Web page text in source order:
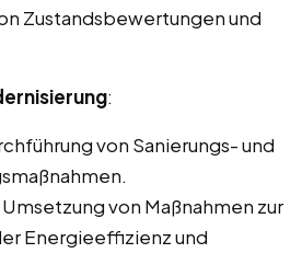
Zustandsbewertungen und
:
von Sanierungs- und
von Maßnahmen zur
Energieeffizienz und